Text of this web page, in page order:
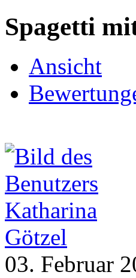
Spagetti
Ansicht
03. Februar